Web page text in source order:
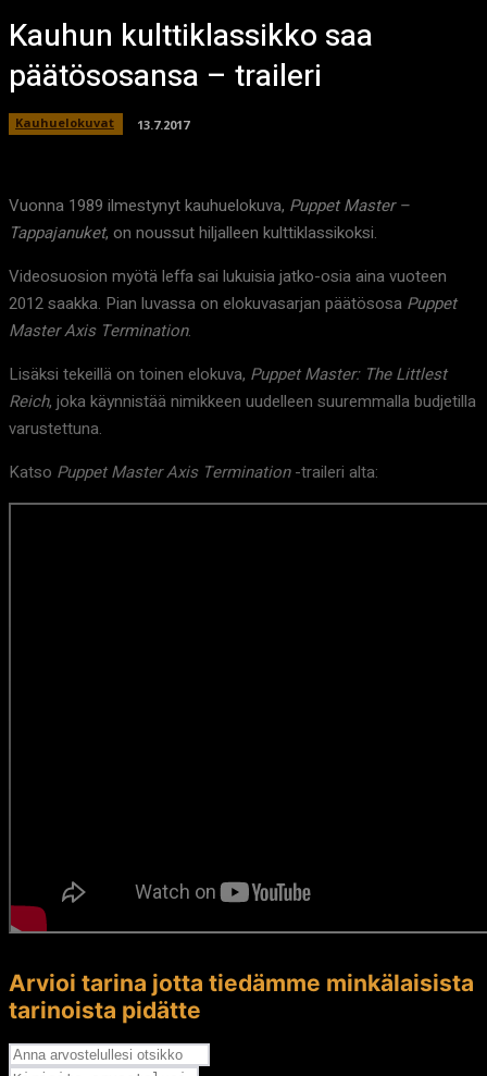
Kauhun kulttiklassikko saa
päätösosansa – traileri
Kauhuelokuvat 13.7.2017
Vuonna 1989 ilmestynyt kauhuelokuva, Puppet Master –
Tappajanuket, on noussut hiljalleen kulttiklassikoksi.
Videosuosion myötä leffa sai lukuisia jatko-osia aina vuoteen
2012 saakka. Pian luvassa on elokuvasarjan päätösosa Puppet
Master Axis Termination.
Lisäksi tekeillä on toinen elokuva, Puppet Master: The Littlest
Reich, joka käynnistää nimikkeen uudelleen suuremmalla budjetilla
varustettuna.
Katso Puppet Master Axis Termination-traileri alta:
Arvioi tarina jotta tiedämme minkälaisista
tarinoista pidätte